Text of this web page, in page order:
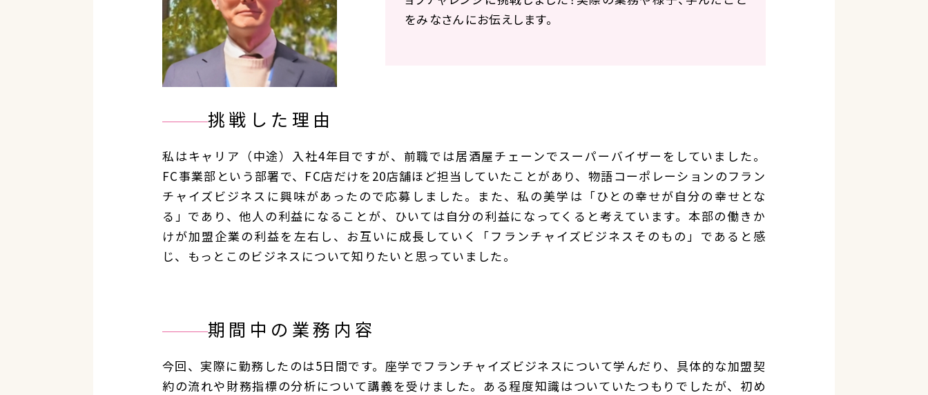
をみなさんにお伝えします。
挑戦した理由
私はキャリア（中途）入社4年目ですが、前職では居酒屋チェーンでスーパーバイザーをしていました。
FC事業部という部署で、FC店だけを20店舗ほど担当していたことがあり、物語コーポレーションのフラン
チャイズビジネスに興味があったので応募しました。また、私の美学は「ひとの幸せが自分の幸せとな
る」であり、他人の利益になることが、ひいては自分の利益になってくると考えています。本部の働きか
けが加盟企業の利益を左右し、お互いに成長していく「フランチャイズビジネスそのもの」であると感
じ、もっとこのビジネスについて知りたいと思っていました。
期間中の業務内容
今回、実際に勤務したのは5日間です。座学でフランチャイズビジネスについて学んだり、具体的な加盟契
約の流れや財務指標の分析について講義を受けました。ある程度知識はついていたつもりでしたが、初め